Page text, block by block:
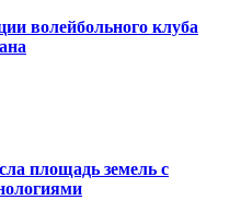
волейбольного клуба
площадь земель с